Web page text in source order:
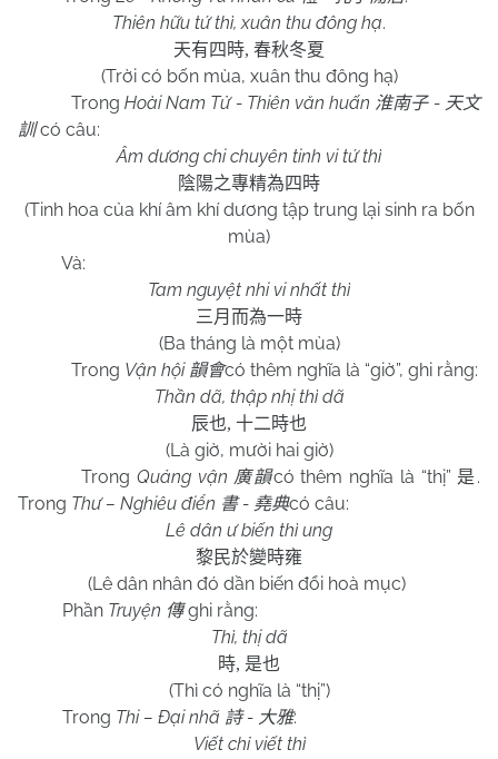
Thiên hữu tứ thì, xuân thu đông hạ.
天有四時, 春秋冬夏
(Trời có bốn mùa, xuân thu đông hạ)
TrongHoàiNam Tử - Thiên văn huấn 淮南子- 天文
訓 có câu:
Âm dương chi chuyên tinh vi tứ thì
陰陽之專精為四時
(Tinh hoa của khí âm khí dương tập trung lại sinh ra bốn
mùa)
Và:
Tam nguyệt nhi vi nhất thì
三月而為一時
(Ba tháng là một mùa)
Trong Vận hội 韻會có thêm nghĩa là “giờ”, ghi rằng:
Thần dã, thập nhị thì dã
辰也, 十二時也
(Là giờ, mười hai giờ)
Trong Quảng vận 廣韻có thêm nghĩa là “thị” 是 .
Trong Thư – Nghiêu điển 書- 堯典có câu:
Lê dân ư biến thì ung
黎民於變時雍
(Lê dân nhân đó dần biến đổi hoà mục)
Phần Truyện 傳ghi rằng:
Thì, thị dã
時, 是也
(Thì có nghĩa là “thị”)
Trong Thi – Đại nhã 詩- 大雅:
Viết chỉ viết thì